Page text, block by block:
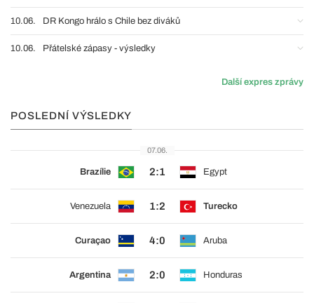
10.06. DR Kongo hrálo s Chile bez diváků
10.06. Přátelské zápasy - výsledky
Další expres zprávy
POSLEDNÍ VÝSLEDKY
07.06.
Brazílie 2:1 Egypt
Venezuela 1:2 Turecko
Curaçao 4:0 Aruba
Argentina 2:0 Honduras